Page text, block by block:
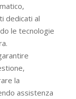
dedicati al
le tecnologie
la
assistenza